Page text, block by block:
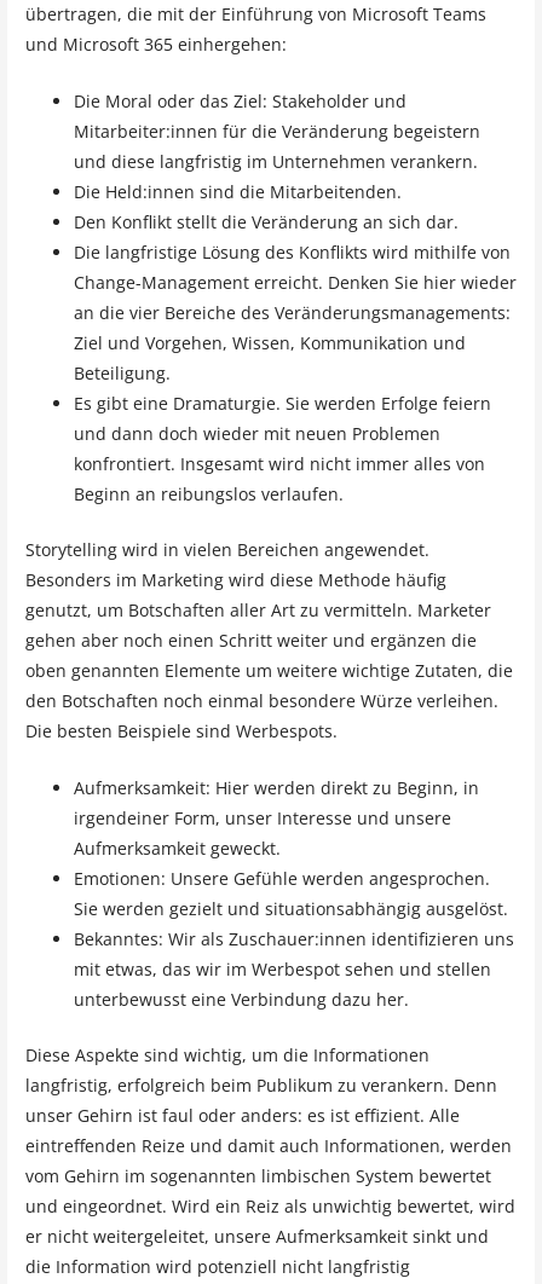
übertragen, die mit der Einführung von Microsoft Teams
und Microsoft 365 einhergehen:
Die Moral oder das Ziel: Stakeholder und
Mitarbeiter:innen für die Veränderung begeistern
und diese langfristig im Unternehmen verankern.
Die Held:innen sind die Mitarbeitenden.
Den Konflikt stellt die Veränderung an sich dar.
Die langfristige Lösung des Konflikts wird mithilfe von
Change-Management erreicht. Denken Sie hier wieder
an die vier Bereiche des Veränderungsmanagements:
Ziel und Vorgehen, Wissen, Kommunikation und
Beteiligung.
Es gibt eine Dramaturgie. Sie werden Erfolge feiern
und dann doch wieder mit neuen Problemen
konfrontiert. Insgesamt wird nicht immer alles von
Beginn an reibungslos verlaufen.
Storytelling wird in vielen Bereichen angewendet.
Besonders im Marketing wird diese Methode häufig
genutzt, um Botschaften aller Art zu vermitteln. Marketer
gehen aber noch einen Schritt weiter und ergänzen die
oben genannten Elemente um weitere wichtige Zutaten, die
den Botschaften noch einmal besondere Würze verleihen.
Die besten Beispiele sind Werbespots.
Aufmerksamkeit: Hier werden direkt zu Beginn, in
irgendeiner Form, unser Interesse und unsere
Aufmerksamkeit geweckt.
Emotionen: Unsere Gefühle werden angesprochen.
Sie werden gezielt und situationsabhängig ausgelöst.
Bekanntes: Wir als Zuschauer:innen identifizieren uns
mit etwas, das wir im Werbespot sehen und stellen
unterbewusst eine Verbindung dazu her.
Diese Aspekte sind wichtig, um die Informationen
langfristig, erfolgreich beim Publikum zu verankern. Denn
unser Gehirn ist faul oder anders: es ist effizient. Alle
eintreffenden Reize und damit auch Informationen, werden
vom Gehirn im sogenannten limbischen System bewertet
und eingeordnet. Wird ein Reiz als unwichtig bewertet, wird
er nicht weitergeleitet, unsere Aufmerksamkeit sinkt und
die Information wird potenziell nicht langfristig